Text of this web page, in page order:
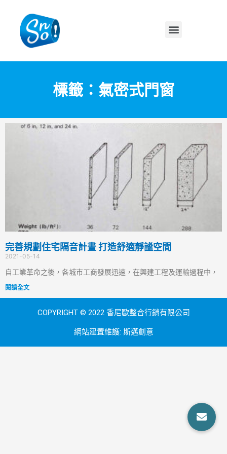
標籤：氣密式門窗
完善規劃住宅隔音計畫 打造舒適靜謐空間
2021-05-14
自工業革命之後，各城市工商發展迅速，在興建工程及運輸過程中，
閱讀全文
COPYRIGHT © 2022 香尼歐整合行銷有限公司
網站建置維護: 斯邁創意